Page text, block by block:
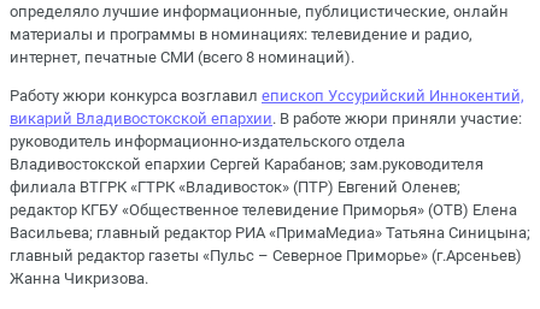
определяло лучшие информационные, публицистические, онлайн
материалы и программы в номинациях: телевидение и радио,
интернет, печатные СМИ (всего 8 номинаций).
Работу жюри конкурса возглавил епископ Уссурийский Иннокентий,
викарий Владивостокской епархии. В работе жюри приняли участие:
руководитель информационно-издательского отдела
Владивостокской епархии Сергей Карабанов; зам.руководителя
филиала ВТГРК «ГТРК «Владивосток» (ПТР) Евгений Оленев;
редактор КГБУ «Общественное телевидение Приморья» (ОТВ) Елена
Васильева; главный редактор РИА «ПримаМедиа» Татьяна Синицына;
главный редактор газеты «Пульс – Северное Приморье» (г.Арсеньев)
Жанна Чикризова.